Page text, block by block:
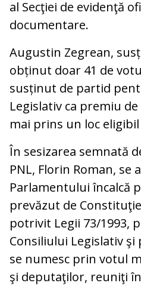
al Secţiei de evidenţă
documentare.
Augustin Zegrean,
obținut doar 41 de
susținut de partid
Legislativ ca premiu
mai prins un loc
În sesizarea semnată
PNL, Florin Roman, se
Parlamentului încalcă
prevăzut de
potrivit Legii 73/1993,
Consiliului Legislativ şi
se numesc prin votul
şi deputaţilor, reuniţi